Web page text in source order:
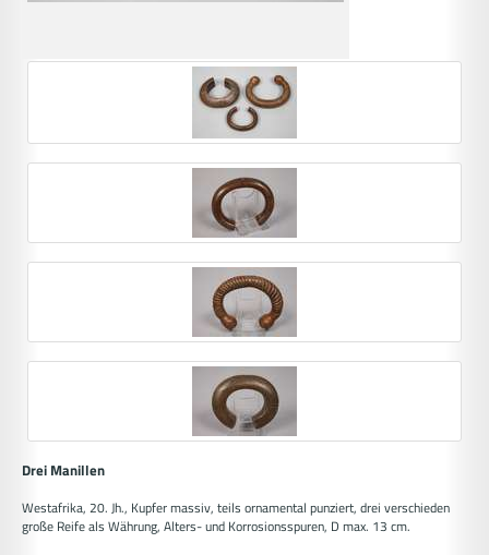
Drei Manillen
Westafrika, 20. Jh., Kupfer massiv, teils ornamental punziert, drei verschieden
große Reife als Währung, Alters- und Korrosionsspuren, D max. 13 cm.